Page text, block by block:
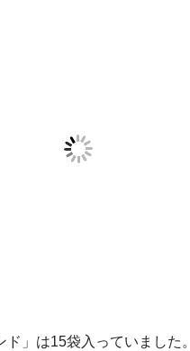
ド」は15袋入っていました。